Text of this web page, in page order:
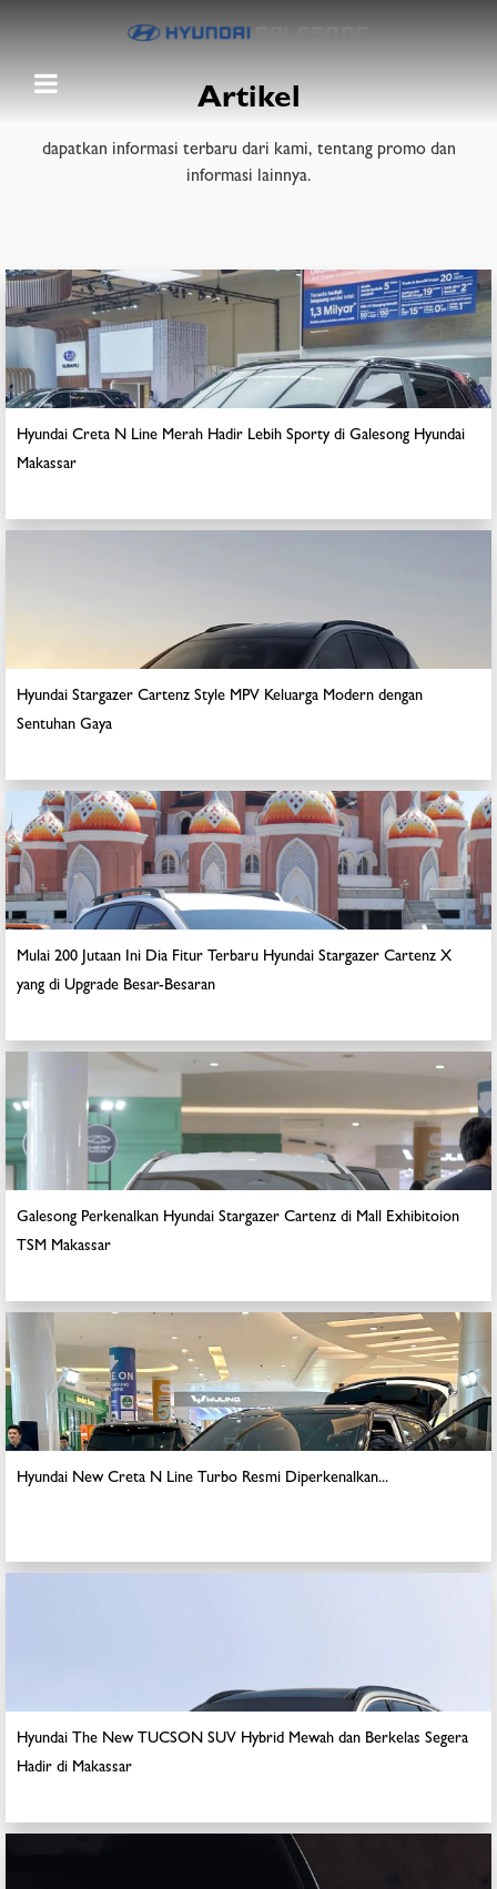
Artikel
dapatkan informasi terbaru dari kami, tentang promo dan
informasi lainnya.
Hyundai Creta N Line Merah Hadir Lebih Sporty di Galesong Hyundai
Makassar
Hyundai Stargazer Cartenz Style MPV Keluarga Modern dengan
Sentuhan Gaya
Mulai 200 Jutaan Ini Dia Fitur Terbaru Hyundai Stargazer Cartenz X
yang di Upgrade Besar-Besaran
Galesong Perkenalkan Hyundai Stargazer Cartenz di Mall Exhibitoion
TSM Makassar
Hyundai New Creta N Line Turbo Resmi Diperkenalkan...
Hyundai The New TUCSON SUV Hybrid Mewah dan Berkelas Segera
Hadir di Makassar